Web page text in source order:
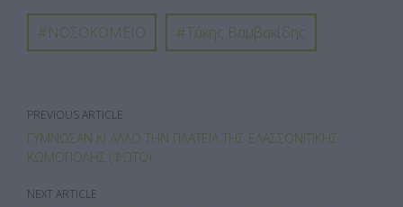
e
b
o
k
to
d
n
ail ρ
α
ίτ
ΝΟΣΟΚΟΜΕΙΟ Τάκης Βαμβακίδης
PREVIOUS ARTICLE
ΓΎΜΝΩΣΑΝ ΚΙ ΆΛΛΟ ΤΗΝ ΠΛΑΤΕΊΑ ΤΗΣ ΕΛΑΣΣΟΝΊΤΙΚΗΣ
ΚΩΜΌΠΟΛΗΣ (ΦΩΤΟ)
NEXT ARTICLE